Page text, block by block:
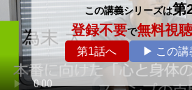
この講義シリーズは第
登録不要で無料視聴
第1話へ ▶ この講